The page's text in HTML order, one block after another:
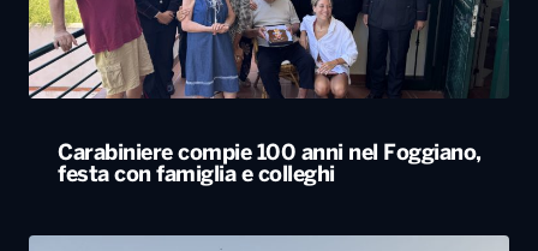
Carabiniere compie 100 anni nel Foggiano,
festa con famiglia e colleghi